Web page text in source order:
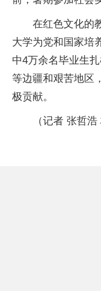
在红色文化的
大学为党和国家培
中4万余名毕业生
等边疆和艰苦地区
极贡献。
（记者 张哲